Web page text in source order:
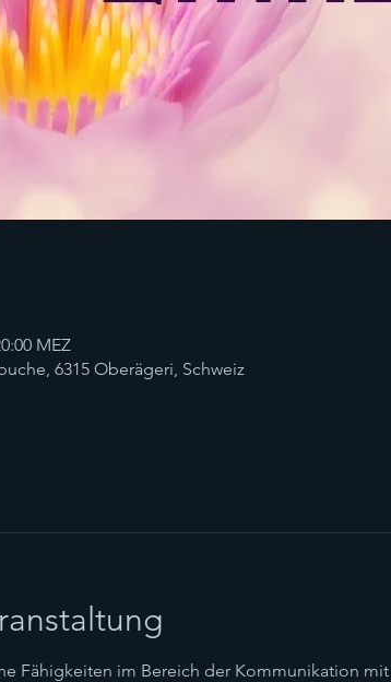
MEZ
6315 Oberägeri, Schweiz
Fähigkeiten im Bereich der Kommunikation